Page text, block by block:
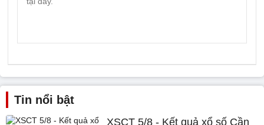
Tin nổi bật
XSCT 5/8 - Kết quả xổ số Cần